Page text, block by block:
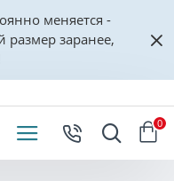
меняется -
заранее,
0